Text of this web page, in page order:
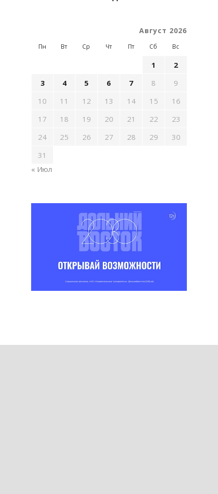
Август 2026
Пн Вт Ср Чт Пт Сб Вс
1
2
3
4 5 6 7 8
9
10
11 12 13 14 15
16
17
18 19 20 21 22
23
24
25 26 27 28 29
30
31
« Июл